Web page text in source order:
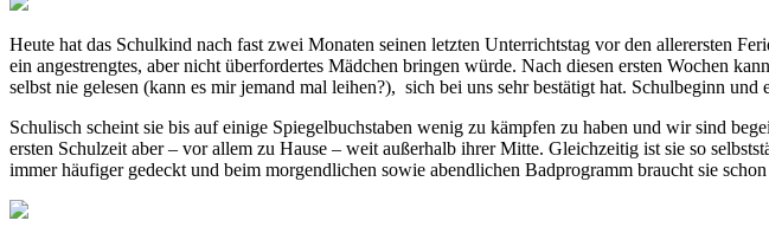
Heute hat das Schulkind nach fast zwei Monaten seinen letzten Unterrichtstag vor den allerersten
ein angestrengtes, aber nicht überfordertes Mädchen bringen würde. Nach diesen ersten Wochen
selbst nie gelesen (kann es mir jemand mal leihen?), sich bei uns sehr bestätigt hat. Schulbeginn
Schulisch scheint sie bis auf einige Spiegelbuchstaben wenig zu kämpfen zu haben und wir sind
ersten Schulzeit aber – vor allem zu Hause – weit außerhalb ihrer Mitte. Gleichzeitig ist sie so
immer häufiger gedeckt und beim morgendlichen sowie abendlichen Badprogramm braucht sie